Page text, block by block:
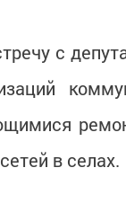
с
в селах.